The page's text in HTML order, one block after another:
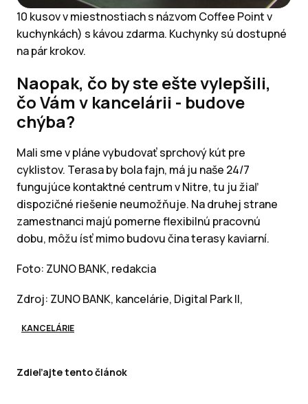
10 kusov v miestnostiach s názvom Coffee Point v
kuchynkách) s kávou zdarma. Kuchynky sú dostupné
na pár krokov.
Naopak, čo by ste ešte vylepšili,
čo Vám v kancelárii - budove
chýba?
Mali sme v pláne vybudovať sprchový kút pre
cyklistov. Terasa by bola fajn, má ju naše 24/7
fungujúce kontaktné centrum v Nitre, tu ju žiaľ
dispozičné riešenie neumožňuje. Na druhej strane
zamestnanci majú pomerne flexibilnú pracovnú
dobu, môžu ísť mimo budovu čina terasy kaviarní.
Foto: ZUNO BANK, redakcia
Zdroj: ZUNO BANK, kancelárie, Digital Park II,
KANCELÁRIE
Zdieľajte tento článok